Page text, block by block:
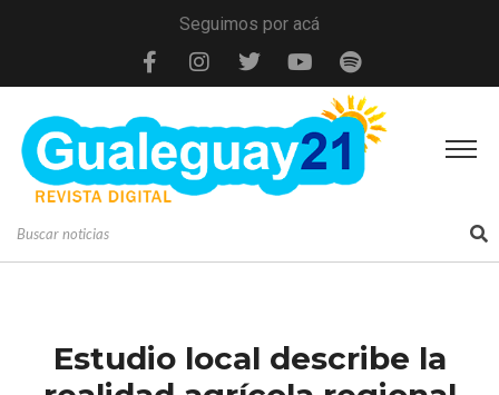
Seguimos por acá
Estudio local describe la